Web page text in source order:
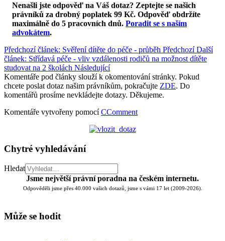
Nenašli jste odpověď na Váš dotaz? Zeptejte se našich
právníků za drobný poplatek 99 Kč. Odpověď obdržíte
maximálně do 5 pracovních dnů. Poradit se s naším
advokátem.
Předchozí článek: Svěření dítěte do péče - průběh Předchozí Další
článek: Střídavá péče - vliv vzdálenosti rodičů na možnost dítěte
studovat na 2 školách Následující
Komentáře pod články slouží k okomentování stránky. Pokud
chcete poslat dotaz našim právníkům, pokračujte ZDE. Do
komentářů prosíme nevkládejte dotazy. Děkujeme.
Komentáře vytvořeny pomocíCComment
Chytré vyhledávání
Hledat
Jsme největší právní poradna na českém internetu.
Odpověděli jsme přes 40.000 vašich dotazů, jsme s vámi 17 let (2009-2026).
Může se hodit